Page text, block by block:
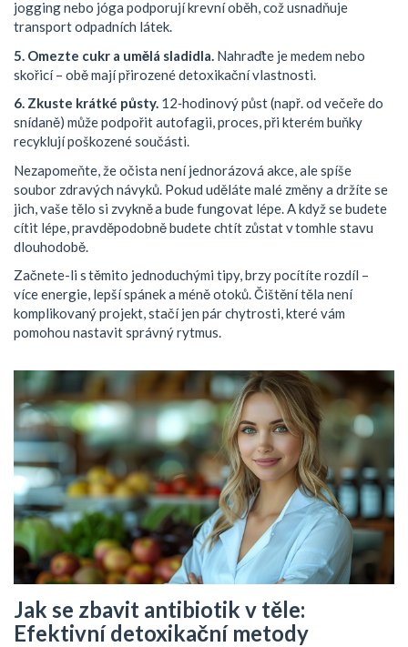
jogging nebo jóga podporují krevní oběh, což usnadňuje
transport odpadních látek.
5. Omezte cukr a umělá sladidla. Nahraďte je medem nebo
skořicí – obě mají přirozené detoxikační vlastnosti.
6. Zkuste krátké půsty. 12‑hodinový půst (např. od večeře do
snídaně) může podpořit autofagii, proces, při kterém buňky
recyklují poškozené součásti.
Nezapomeňte, že očista není jednorázová akce, ale spíše
soubor zdravých návyků. Pokud uděláte malé změny a držíte se
jich, vaše tělo si zvykně a bude fungovat lépe. A když se budete
cítit lépe, pravděpodobně budete chtít zůstat v tomhle stavu
dlouhodobě.
Začnete-li s těmito jednoduchými tipy, brzy pocítíte rozdíl –
více energie, lepší spánek a méně otoků. Čištění těla není
komplikovaný projekt, stačí jen pár chytrosti, které vám
pomohou nastavit správný rytmus.
Jak se zbavit antibiotik v těle:
Efektivní detoxikační metody